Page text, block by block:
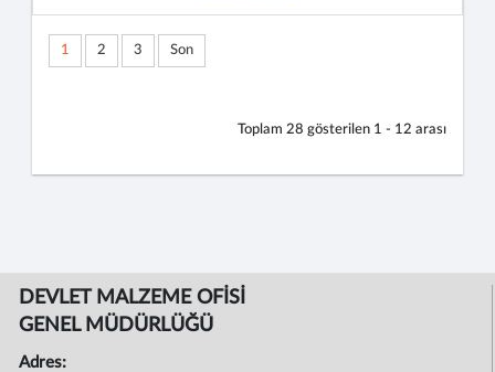
1 2 3 Son
Toplam 28 gösterilen 1 - 12 arası
DEVLET MALZEME OFİSİ
GENEL MÜDÜRLÜĞÜ
Adres: